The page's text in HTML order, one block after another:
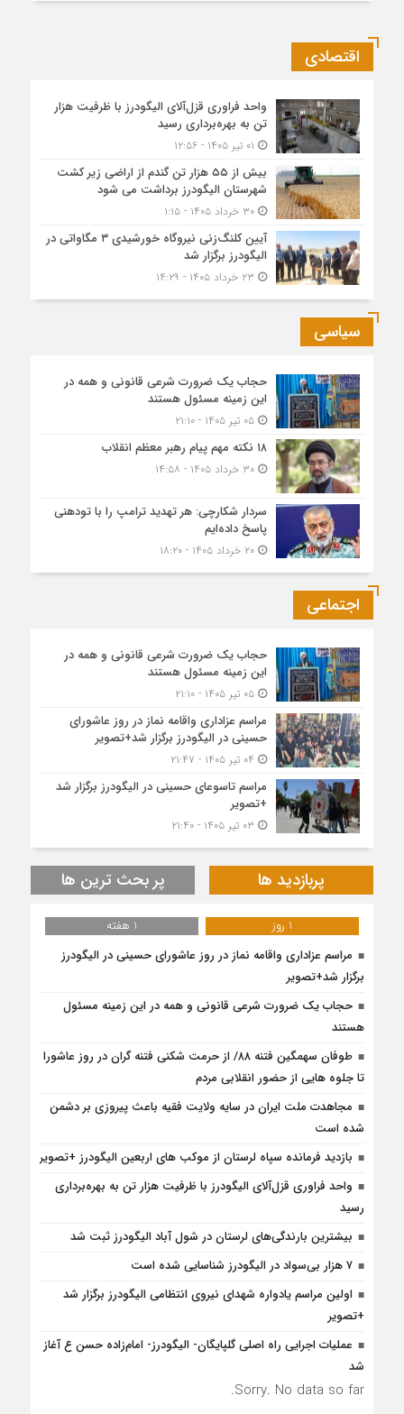
اقتصادی
واحد فراوری قزل‌آلای الیگودرز با ظرفیت هزار
تن به بهره‌برداری رسید
بیش از ۵۵ هزار تن گندم از اراضی زیر کشت
شهرستان الیگودرز برداشت می شود
۳۰ خرداد ۱۴۰۵ - ۱:۱۵
آیین کلنگ‌زنی نیروگاه خورشیدی ۳ مگاواتی در
الیگودرز برگزار شد
سیاسی
حجاب یک ضرورت شرعی قانونی و همه در
این زمینه مسئول هستند
۰۵ تیر ۱۴۰۵ - ۲۱:۱۰
۱۸ نکته مهم پیام رهبر معظم انقلاب
۳۰ خرداد ۱۴۰۵ - ۱۴:۵۸
سردار شکارچی: هر تهدید ترامپ را با تودهنی
پاسخ داده‌ایم
۲۰ خرداد ۱۴۰۵ - ۱۸:۲۰
اجتماعی
حجاب یک ضرورت شرعی قانونی و همه در
این زمینه مسئول هستند
۰۵ تیر ۱۴۰۵ - ۲۱:۱۰
مراسم عزاداری واقامه نماز در روز عاشورای
حسینی در الیگودرز برگزار شد+تصویر
مراسم تاسوعای حسینی در الیگودرز برگزار شد
+تصویر
پربازدید ها پر بحث ترین ها
1 روز
1 هفته
مراسم عزاداری واقامه نماز در روز عاشورای حسینی در الیگودرز
برگزار شد+تصویر
حجاب یک ضرورت شرعی قانونی و همه در این زمینه مسئول
هستند
طوفان سهمگین فتنه ۸۸/ از حرمت شکنی فتنه گران در روز عاشورا
تا جلوه هایی از حضور انقلابی مردم
مجاهدت ملت ایران در سایه ولایت فقیه باعث پیروزی بر دشمن
شده است
بازدید فرمانده سپاه لرستان از موکب های اربعین الیگودرز +تصویر
واحد فراوری قزل‌آلای الیگودرز با ظرفیت هزار تن به بهره‌برداری
رسید
بیشترین بارندگی‌های لرستان در شول آباد الیگودرز ثبت شد
۷ هزار بی‌سواد در الیگودرز شناسایی شده است
اولین مراسم یادواره شهدای نیروی انتظامی الیگودرز برگزار شد
+تصویر
عملیات اجرایی راه اصلی گلپایگان- الیگودرز- امام‌زاده حسن ع آغاز
شد
Sorry. No data so far.